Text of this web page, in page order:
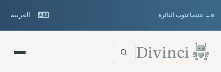
← عندما تذوب الدائرة العربية
Divinci